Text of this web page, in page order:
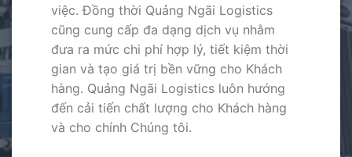
việc. Đồng thời Quảng Ngãi Logistics
cũng cung cấp đa dạng dịch vụ nhằm
đưa ra mức chi phí hợp lý, tiết kiệm thời
gian và tạo giá trị bền vững cho Khách
hàng. Quảng Ngãi Logistics luôn hướng
đến cải tiến chất lượng cho Khách hàng
và cho chính Chúng tôi.